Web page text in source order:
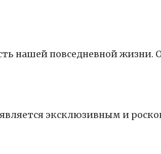
нашей повседневной
эксклюзивным и